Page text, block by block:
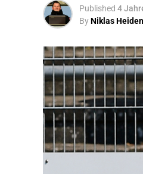
Published 4
ByNiklas Heiden